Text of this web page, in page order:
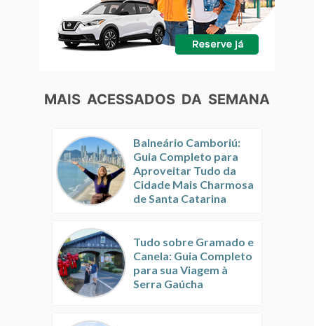
MAIS ACESSADOS DA SEMANA
Balneário Camboriú:
Guia Completo para
Aproveitar Tudo da
Cidade Mais Charmosa
de Santa Catarina
Tudo sobre Gramado e
Canela: Guia Completo
para sua Viagem à
Serra Gaúcha